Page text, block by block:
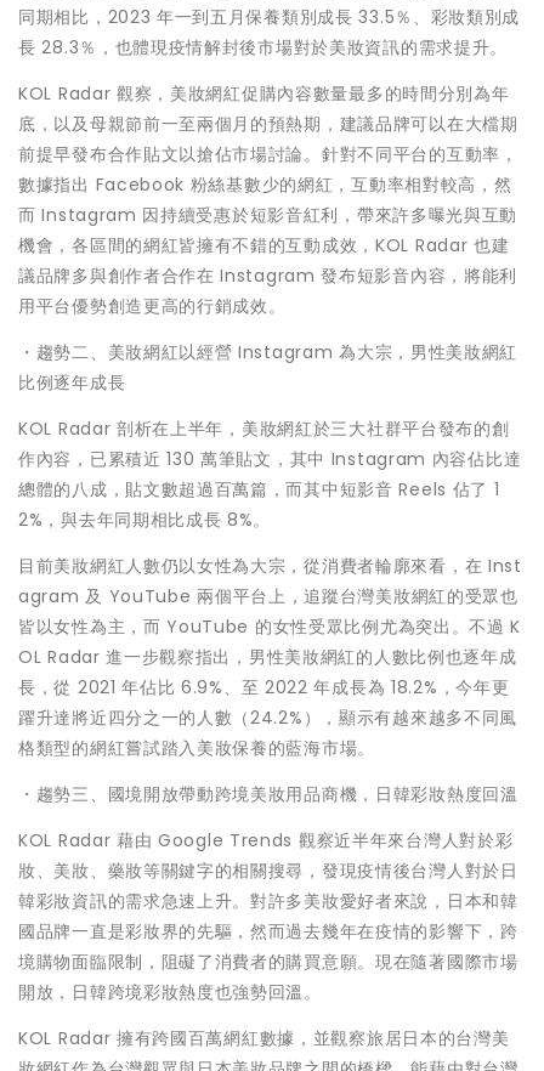
同期相比，2023 年一到五月保養類別成長 33.5％、彩妝類別成
長 28.3％，也體現疫情解封後市場對於美妝資訊的需求提升。
KOL Radar 觀察，美妝網紅促購內容數量最多的時間分別為年
底，以及母親節前一至兩個月的預熱期，建議品牌可以在大檔期
前提早發布合作貼文以搶佔市場討論。針對不同平台的互動率，
數據指出 Facebook 粉絲基數少的網紅，互動率相對較高，然
而 Instagram 因持續受惠於短影音紅利，帶來許多曝光與互動
機會，各區間的網紅皆擁有不錯的互動成效，KOL Radar 也建
議品牌多與創作者合作在 Instagram 發布短影音內容，將能利
用平台優勢創造更高的行銷成效。
・趨勢二、美妝網紅以經營 Instagram 為大宗，男性美妝網紅
比例逐年成長
KOL Radar 剖析在上半年，美妝網紅於三大社群平台發布的創
作內容，已累積近 130 萬筆貼文，其中 Instagram 內容佔比達
總體的八成，貼文數超過百萬篇，而其中短影音 Reels 佔了 1
2%，與去年同期相比成長 8%。
目前美妝網紅人數仍以女性為大宗，從消費者輪廓來看，在 Inst
agram 及 YouTube 兩個平台上，追蹤台灣美妝網紅的受眾也
皆以女性為主，而 YouTube 的女性受眾比例尤為突出。不過 K
OL Radar 進一步觀察指出，男性美妝網紅的人數比例也逐年成
長，從 2021 年佔比 6.9%、至 2022 年成長為 18.2%，今年更
躍升達將近四分之一的人數（24.2%），顯示有越來越多不同風
格類型的網紅嘗試踏入美妝保養的藍海市場。
・趨勢三、國境開放帶動跨境美妝用品商機，日韓彩妝熱度回溫
KOL Radar 藉由 Google Trends 觀察近半年來台灣人對於彩
妝、美妝、藥妝等關鍵字的相關搜尋，發現疫情後台灣人對於日
韓彩妝資訊的需求急速上升。對許多美妝愛好者來說，日本和韓
國品牌一直是彩妝界的先驅，然而過去幾年在疫情的影響下，跨
境購物面臨限制，阻礙了消費者的購買意願。現在隨著國際市場
開放，日韓跨境彩妝熱度也強勢回溫。
KOL Radar 擁有跨國百萬網紅數據，並觀察旅居日本的台灣美